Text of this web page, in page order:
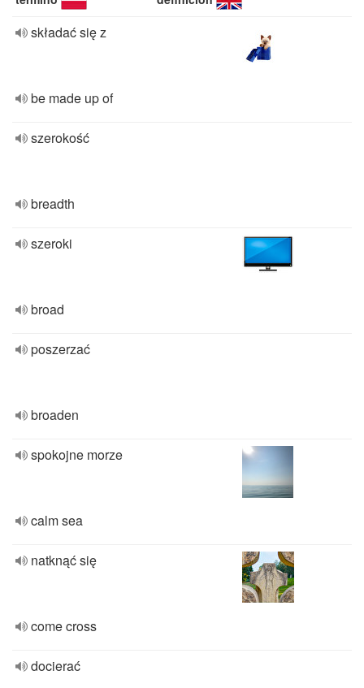
składać się z
be made up of
szerokość
breadth
szeroki
broad
poszerzać
broaden
spokojne morze
calm sea
natknąć się
come cross
docierać